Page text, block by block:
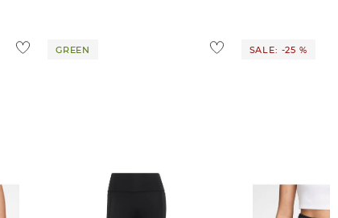
GREEN SALE: -25 %